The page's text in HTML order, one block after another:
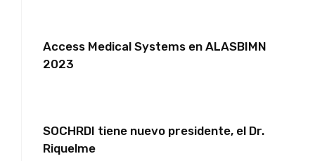
Access Medical Systems en ALASBIMN
2023
SOCHRDI tiene nuevo presidente, el Dr.
Riquelme